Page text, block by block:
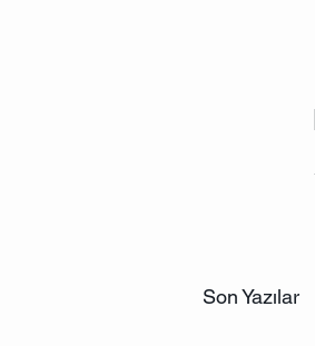
Son Yazılar